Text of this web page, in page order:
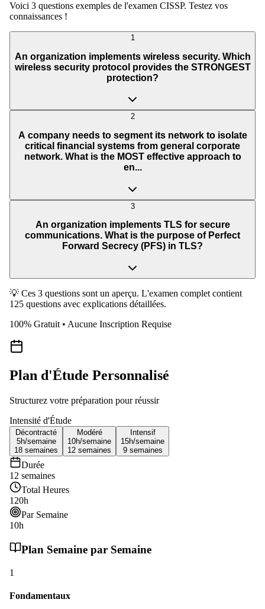
Voici 3 questions exemples de l'examen CISSP. Testez vos
connaissances !
1
An organization implements wireless security. Which
wireless security protocol provides the STRONGEST
protection?
2
A company needs to segment its network to isolate
critical financial systems from general corporate
network. What is the MOST effective approach to
en...
3
An organization implements TLS for secure
communications. What is the purpose of Perfect
Forward Secrecy (PFS) in TLS?
💡 Ces 3 questions sont un aperçu. L'examen complet contient
125 questions avec explications détaillées.
100% Gratuit • Aucune Inscription Requise
Plan d'Étude Personnalisé
Structurez votre préparation pour réussir
Intensité d'Étude
Décontracté
5h/semaine
18 semaines
Modéré
10h/semaine
12 semaines
Intensif
15h/semaine
9 semaines
Durée
12 semaines
Total Heures
120h
Par Semaine
10h
Plan Semaine par Semaine
1
Fondamentaux